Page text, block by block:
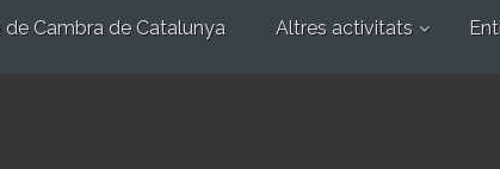
de Cambra de Catalunya Altres activitats